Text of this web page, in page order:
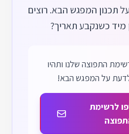
תכנון המפגש הבא. רוצים
מיד כשנקבע תאריך?
התפוצה שלנו ותהיו
על המפגש הבא!
לרשימת